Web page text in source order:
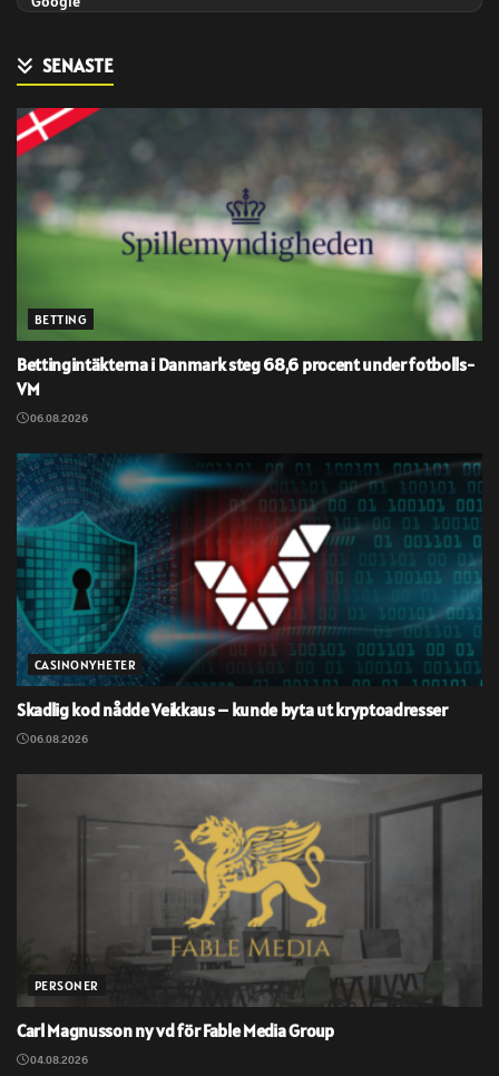
SENASTE
BETTING
Bettingintäkterna i Danmark steg 68,6 procent under fotbolls-
VM
06.08.2026
CASINONYHETER
Skadlig kod nådde Veikkaus – kunde byta ut kryptoadresser
06.08.2026
PERSONER
Carl Magnusson ny vd för Fable Media Group
04.08.2026